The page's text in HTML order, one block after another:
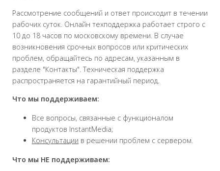
Рассмотрение сообщений и ответ происходит в течении
рабочих суток. Онлайн техподдержка работает строго с
10 до 18 часов по московскому времени. В случае
возникновения срочных вопросов или критических
проблем, обращайтесь по адресам, указанным в
разделе "Контакты". Техническая поддержка
распространяется на гарантийный период.
Что мы поддерживаем:
Все вопросы, связанные с функционалом
продуктов InstantMedia;
Консультации в решении проблем с сервером.
Что мы НЕ поддерживаем: